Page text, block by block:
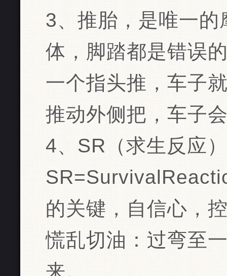
3、推胎，是唯一
体，脚踏都是错误
一个指头推，车子
推动外侧把，车子
4、SR（求生反应
的关键，自信心，
慌乱切油：过弯至
来。